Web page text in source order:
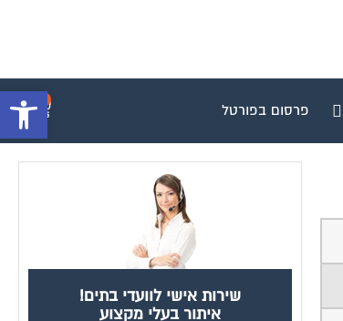
פתח פרסום בפורטל
שירות אישי לוועדי בתים!
איתור בעלי מקצוע